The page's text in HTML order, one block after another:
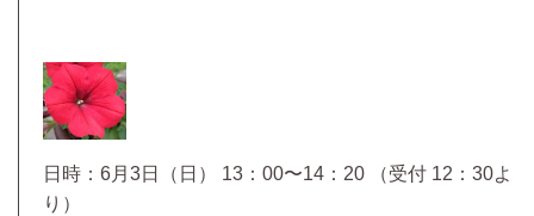
日時：6月3日（日） 13：00〜14：20 （受付 12：30よ
り）